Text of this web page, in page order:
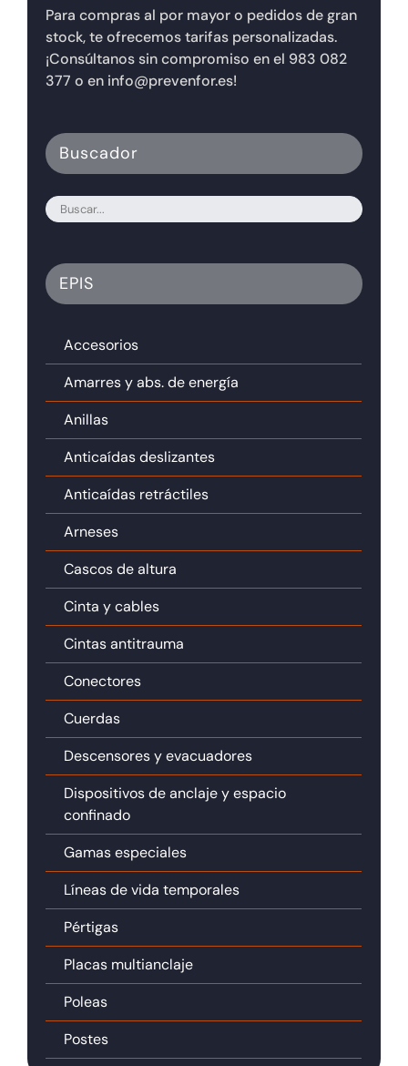
Para compras al por mayor o pedidos de gran
stock, te ofrecemos tarifas personalizadas.
¡Consúltanos sin compromiso en el 983 082
377 o en info@prevenfor.es!
Buscador
EPIS
Accesorios
Amarres y abs. de energía
Anillas
Anticaídas deslizantes
Anticaídas retráctiles
Arneses
Cascos de altura
Cinta y cables
Cintas antitrauma
Conectores
Cuerdas
Descensores y evacuadores
Dispositivos de anclaje y espacio
confinado
Gamas especiales
Líneas de vida temporales
Pértigas
Placas multianclaje
Poleas
Postes